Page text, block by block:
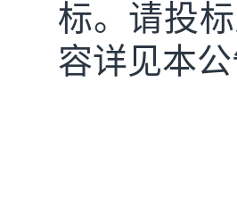
标。请投
容详见本